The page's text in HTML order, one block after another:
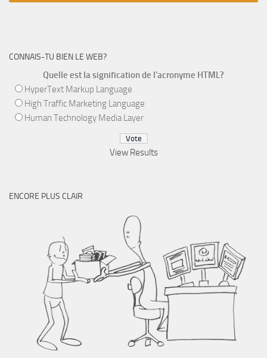
CONNAIS-TU BIEN LE WEB?
Quelle est la signification de l'acronyme HTML?
HyperText Markup Language
High Traffic Marketing Language
Human Technology Media Layer
View Results
ENCORE PLUS CLAIR